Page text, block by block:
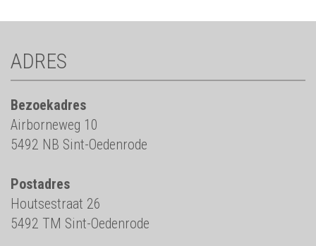
ADRES
Bezoekadres
Airborneweg 10
5492 NB Sint-Oedenrode
Postadres
Houtsestraat 26
5492 TM Sint-Oedenrode